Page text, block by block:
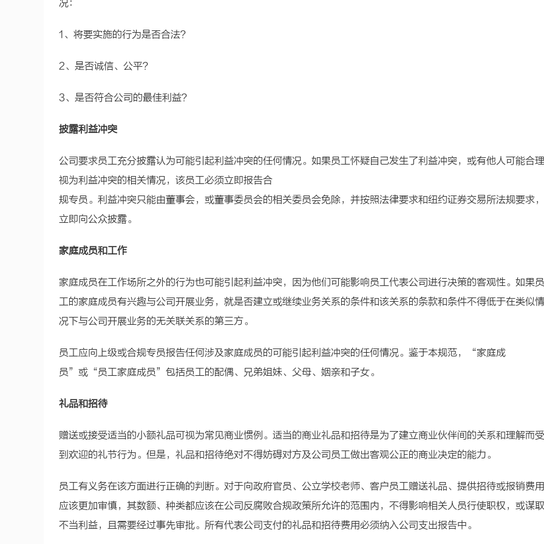
况：
1、将要实施的行为是否合法？
2、是否诚信、公平？
3、是否符合公司的最佳利益？
披露利益冲突
公司要求员工充分披露认为可能引起利益冲突的任何情况。如果员工怀疑自己发生了利益冲突，或有他人可能合理
视为利益冲突的相关情况，该员工必须立即报告合
规专员。利益冲突只能由董事会，或董事委员会的相关委员会免除，并按照法律要求和纽约证券交易所法规要求，
立即向公众披露。
家庭成员和工作
家庭成员在工作场所之外的行为也可能引起利益冲突，因为他们可能影响员工代表公司进行决策的客观性。如果员
工的家庭成员有兴趣与公司开展业务，就是否建立或继续业务关系的条件和该关系的条款和条件不得低于在类似情
况下与公司开展业务的无关联关系的第三方。
员工应向上级或合规专员报告任何涉及家庭成员的可能引起利益冲突的任何情况。鉴于本规范，“家庭成
员”或“员工家庭成员”包括员工的配偶、兄弟姐妹、父母、姻亲和子女。
礼品和招待
赠送或接受适当的小额礼品可视为常见商业惯例。适当的商业礼品和招待是为了建立商业伙伴间的关系和理解而受
到欢迎的礼节行为。但是，礼品和招待绝对不得妨碍对方及公司员工做出客观公正的商业决定的能力。
员工有义务在该方面进行正确的判断。对于向政府官员、公立学校老师、客户员工赠送礼品、提供招待或报销费用
应该更加审慎，其数额、种类都应该在公司反腐败合规政策所允许的范围内，不得影响相关人员行使职权，或谋取
不当利益，且需要经过事先审批。所有代表公司支付的礼品和招待费用必须纳入公司支出报告中。